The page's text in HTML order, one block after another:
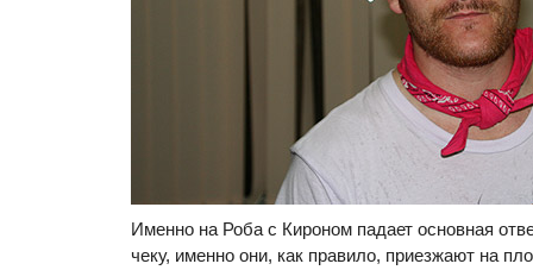
Именно на Роба с Кироном падает основная
чеку, именно они, как правило, приезжают на